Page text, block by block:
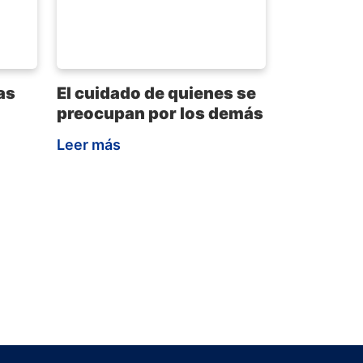
El cuidado de quienes se
preocupan por los demás
Leer más